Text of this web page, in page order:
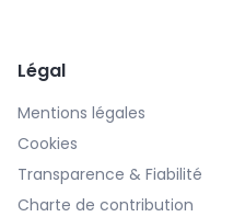
Légal
Mentions légales
Cookies
Transparence & Fiabilité
Charte de contribution